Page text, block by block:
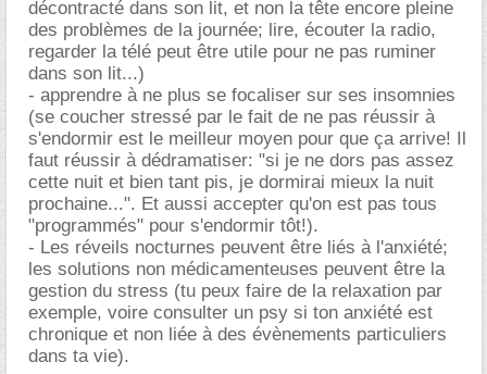
décontracté dans son lit, et non la tête encore pleine
des problèmes de la journée; lire, écouter la radio,
regarder la télé peut être utile pour ne pas ruminer
dans son lit...)
- apprendre à ne plus se focaliser sur ses insomnies
(se coucher stressé par le fait de ne pas réussir à
s'endormir est le meilleur moyen pour que ça arrive! Il
faut réussir à dédramatiser: "si je ne dors pas assez
cette nuit et bien tant pis, je dormirai mieux la nuit
prochaine...". Et aussi accepter qu'on est pas tous
"programmés" pour s'endormir tôt!).
- Les réveils nocturnes peuvent être liés à l'anxiété;
les solutions non médicamenteuses peuvent être la
gestion du stress (tu peux faire de la relaxation par
exemple, voire consulter un psy si ton anxiété est
chronique et non liée à des évènements particuliers
dans ta vie).